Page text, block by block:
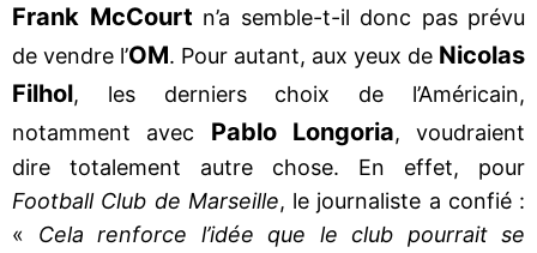
Frank McCourt n’a semble-t-il donc pas prévu
de vendre l’OM. Pour autant, aux yeux de Nicolas
Filhol, les derniers choix de l’Américain,
notamment avec Pablo Longoria, voudraient
dire totalement autre chose. En effet, pour
Football Club de Marseille, le journaliste a confié :
« Cela renforce l’idée que le club pourrait se